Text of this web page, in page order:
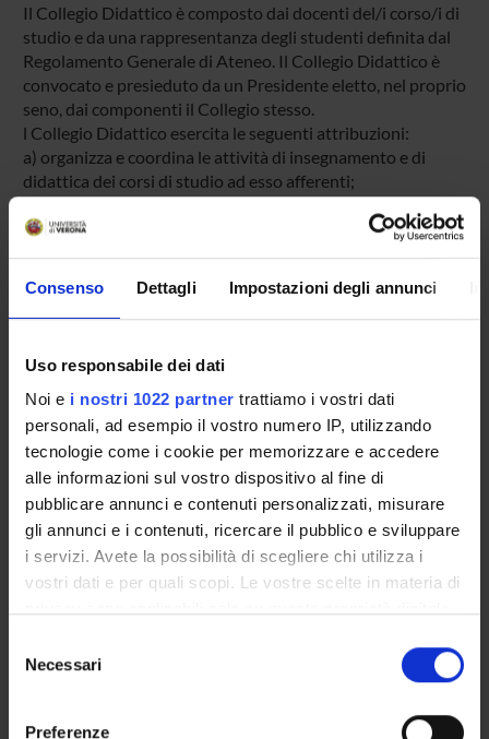
Consenso Dettagli Impostazioni degli annunci
Uso responsabile dei dati
Noi e i nostri 1022 partner trattiamo i vostri dati
personali, ad esempio il vostro numero IP, utilizzando
tecnologie come i cookie per memorizzare e accedere
alle informazioni sul vostro dispositivo al fine di
pubblicare annunci e contenuti personalizzati, misurare
gli annunci e i contenuti, ricercare il pubblico e sviluppare
i servizi. Avete la possibilità di scegliere chi utilizza i
vostri dati e per quali scopi. Le vostre scelte in materia di
modificare o revocare il proprio consenso in qualsiasi
momento dalla Dichiarazione sui cookie o facendo clic
delNecessari
Preferenze
Il Collegio Didattico è composto dai docenti del/i corso/i di
studio e da una rappresentanza degli studenti definita dal
Regolamento Generale di Ateneo. Il Collegio Didattico è
convocato e presieduto da un Presidente eletto, nel proprio
seno, dai componenti il Collegio stesso.
l Collegio Didattico esercita le seguenti attribuzioni:
a) organizza e coordina le attività di insegnamento e di
didattica dei corsi di studio ad esso afferenti;
b) esamina e approva i piani di studio degli studenti;
c) formula proposte e pareri in ordine alle modifiche
Il Collegio Didattico di Psicologia per la formazione
organizza le attività didattiche per i seguenti Corsi di
Corsi attivi: Laurea in Scienze psicologiche per la
formazione - Laurea magistrale in Psicologia per la
formazione;
Corsi ad esaurimento: - Laurea in Scienze della Formazione
nelle Organizzazioni - Laurea Magistrale in Formazione e
Sviluppo delle Risorse Umane- Laurea in Esperti nei
Processi Formativi - Laurea Specialistica in
Programmazione e Gestione dei Servizi Formativi.